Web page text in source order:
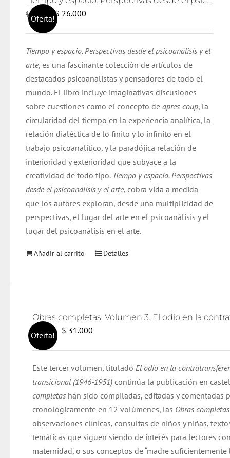
Oferta!
$28.000
El
precio
era:
$ 28.000.
$ 26.000
es:
$ 26.000.
Tiempo y espacio. Perspectivas desde el psicoanálisis y el
arte, es una fascinante colección de artículos de
destacados psicoanalistas y pensadores de todo el
mundo. El libro incluye imaginativas discusiones
sobre cuestiones como el concepto de apres-coup, la
circularidad del tiempo en la experiencia analítica, la
relación dialéctica de lo finito y lo infinito en el
trabajo psicoanalítico, y la paradójica relación de
interioridad y exterioridad que subyace a la
creatividad de todo tipo. Tiempo y espacio. Perspectivas
desde el psicoanálisis y el arte, cobra vida a medida
que los autores exploran, desde una multiplicidad de
perspectivas, el lugar del arte en el psicoanálisis y el
lugar del psicoanálisis en el arte.
Añadir al carrito Detalles
Oferta!
$ 32.000
El
era:
$ 32.000.
$ 31.000El
es:
$ 31.000.
Este tercer volumen, titulado El odio en la
transicional (1946-1951) continúa la publicación en
completas han sido compiladas, editadas y comentadas
cronológicamente en 12 volúmenes, las Obras
observaciones clínicas, consultas de niños y niñas,
temáticas que siguen siendo de interés para lectores
maternidad, o sus conceptos de “madre